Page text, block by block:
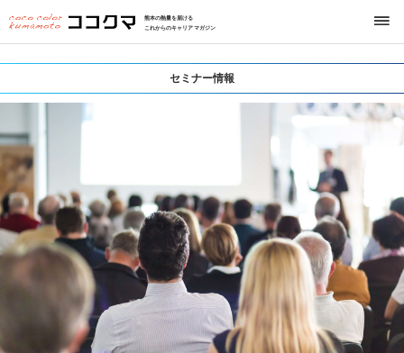
熊本の熱量を届ける
これからのキャリアマガジン
セミナー情報